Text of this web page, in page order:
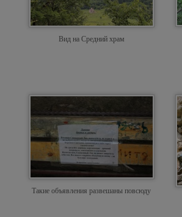
Вид на Средний храм
Такие объявления развешаны повсюду